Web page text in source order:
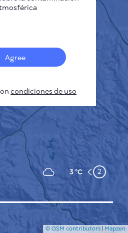
Sensores
Mapa de contaminación
3 °C 2
Français
FUNCIONA
DE PRIVACIDAD
GENERALES
INSTALACIÓN
CON NOSOTROS
© OSM contributors | Mapzen
Agree
condiciones de uso